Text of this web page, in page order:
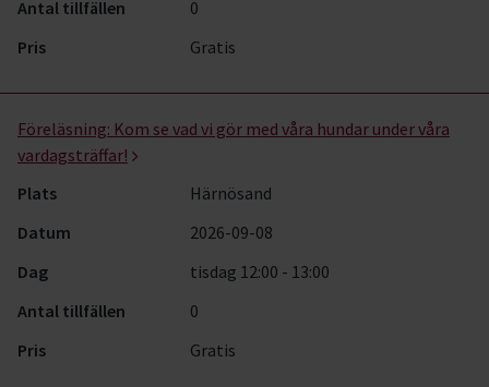
Antal tillfällen
0
Pris
Gratis
Föreläsning: Kom se vad vi gör med våra hundar under våra
vardagsträffar!
Plats
Härnösand
Datum
2026-09-08
Dag
tisdag 12:00 - 13:00
Antal tillfällen
0
Pris
Gratis